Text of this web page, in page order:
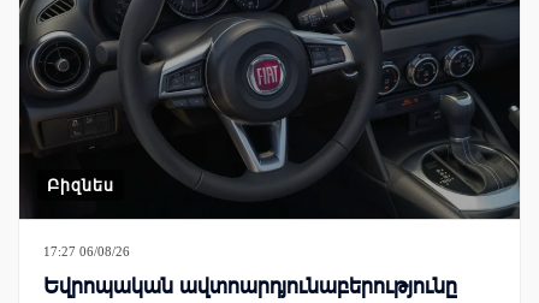
Բիզնես
17:27 06/08/26
Եվրոպական ավտոարդյունաբերությունը